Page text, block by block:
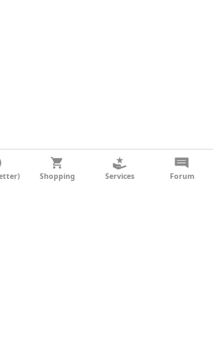
Shopping Services Forum